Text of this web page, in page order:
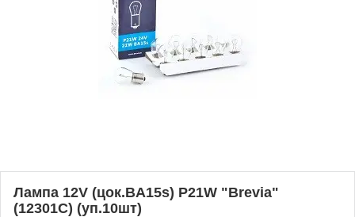
Лампа 12V (цок.BA15s) P21W "Brevia"
(12301C) (уп.10шт)